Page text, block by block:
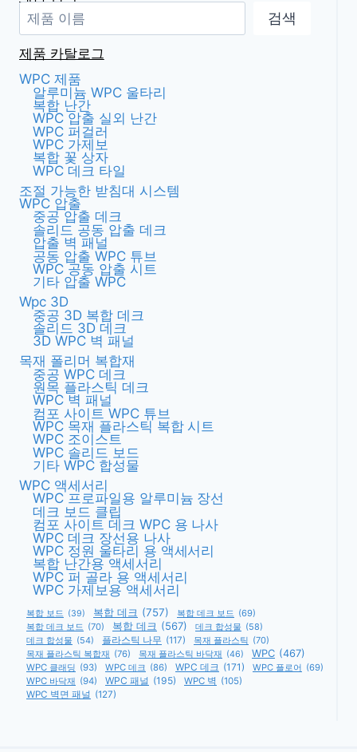
검색
제품 카탈로그
WPC 제품
알루미늄 WPC 울타리
복합 난간
WPC 압출 실외 난간
WPC 퍼걸러
WPC 가제보
복합 꽃 상자
WPC 데크 타일
조절 가능한 받침대 시스템
WPC 압출
중공 압출 데크
솔리드 공동 압출 데크
압출 벽 패널
공동 압출 WPC 튜브
WPC 공동 압출 시트
기타 압출 WPC
Wpc 3D
중공 3D 복합 데크
솔리드 3D 데크
3D WPC 벽 패널
목재 폴리머 복합재
중공 WPC 데크
원목 플라스틱 데크
WPC 벽 패널
컴포 사이트 WPC 튜브
WPC 목재 플라스틱 복합 시트
WPC 조이스트
WPC 솔리드 보드
기타 WPC 합성물
WPC 액세서리
WPC 프로파일용 알루미늄 장선
데크 보드 클립
컴포 사이트 데크 WPC 용 나사
WPC 데크 장선용 나사
WPC 정원 울타리 용 액세서리
복합 난간용 액세서리
WPC 퍼 골라 용 액세서리
WPC 가제보용 액세서리
복합 보드 (39) 복합 데크 (757) 복합 데크 보드 (69)
복합 데크 보드 (70) 복합 데크 (567) 데크 합성물 (58)
데크 합성물 (54) 플라스틱 나무 (117) 목재 플라스틱 (70)
목재 플라스틱 복합재 (76) 목재 플라스틱 바닥재 (46) WPC (467)
WPC 클래딩 (93) WPC 데크 (86) WPC 데크 (171) WPC 플로어 (69)
WPC 바닥재 (94) WPC 패널 (195) WPC 벽 (105)
WPC 벽면 패널 (127)